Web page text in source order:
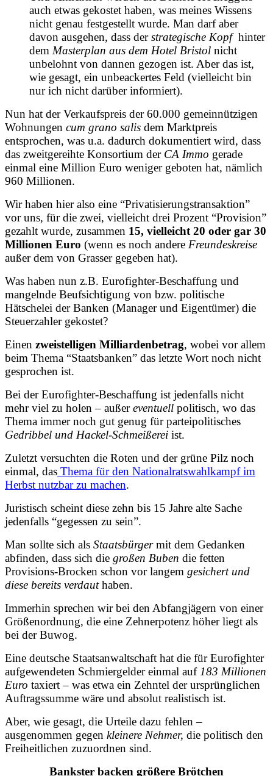
auch etwas gekostet haben, was meines Wissens
nicht genau festgestellt wurde. Man darf aber
davon ausgehen, dass derstrategische Kopfhinter
dem Masterplan aus dem Hotel Bristol nicht
unbelohnt von dannen gezogen ist. Aber das ist,
wie gesagt, ein unbeackertes Feld (vielleicht bin
nur ich nicht darüber informiert).
Nun hat der Verkaufspreis der 60.000 gemeinnützigen
Wohnungen cum grano salis dem Marktpreis
entsprochen, was u.a. dadurch dokumentiert wird, dass
das zweitgereihte Konsortium der CA Immo gerade
einmal eine Million Euro weniger geboten hat, nämlich
960 Millionen.
Wir haben hier also eine “Privatisierungstransaktion”
vor uns, für die zwei, vielleicht drei Prozent “Provision”
gezahlt wurde, zusammen 15, vielleicht 20 oder gar 30
Millionen Euro (wenn es noch andere Freundeskreise
außer dem von Grasser gegeben hat).
Was haben nun z.B. Eurofighter-Beschaffung und
mangelnde Beufsichtigung von bzw. politische
Hätschelei derBanken (Manager und Eigentümer) die
Steuerzahler gekostet?
Einen zweistelligen Milliardenbetrag, wobei vor allem
beim Thema “Staatsbanken” das letzte Wort noch nicht
gesprochen ist.
Bei der Eurofighter-Beschaffung ist jedenfalls nicht
mehr viel zu holen – außereventuell politisch, wo das
Thema immer noch gut genug für parteipolitisches
Gedribbel und Hackel-Schmeißerei ist.
Zuletzt versuchten die Roten und der grüne Pilz noch
einmal, das Thema für den Nationalratswahlkampf im
Herbst nutzbar zu machen.
Juristisch scheint diese zehn bis 15 Jahre alte Sache
jedenfalls “gegessen zu sein”.
Man sollte sich als Staatsbürgermit dem Gedanken
abfinden, dass sich die großen Buben die fetten
Provisions-Brocken schon vor langem gesichert und
diese bereits verdauthaben.
Immerhin sprechen wir bei den Abfangjägern von einer
Größenordnung, die eine Zehnerpotenz höher liegt als
bei der Buwog.
Eine deutsche Staatsanwaltschaft hat die für Eurofighter
aufgewendeten Schmiergelder einmal auf 183 Millionen
Euro taxiert – was etwa ein Zehntel der ursprünglichen
Auftragssumme wäre und absolut realistisch ist.
Aber, wie gesagt, die Urteile dazu fehlen –
ausgenommen gegen kleinere Nehmer, die politisch den
Freiheitlichen zuzuordnen sind.
Bankster backen größere Brötchen